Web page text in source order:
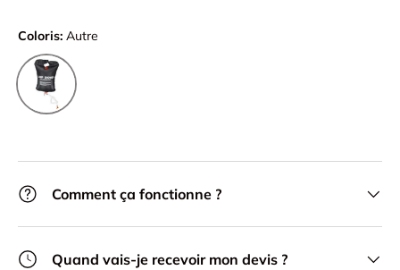
Coloris: Autre
Autre
Comment ça fonctionne ?
Quand vais-je recevoir mon devis ?